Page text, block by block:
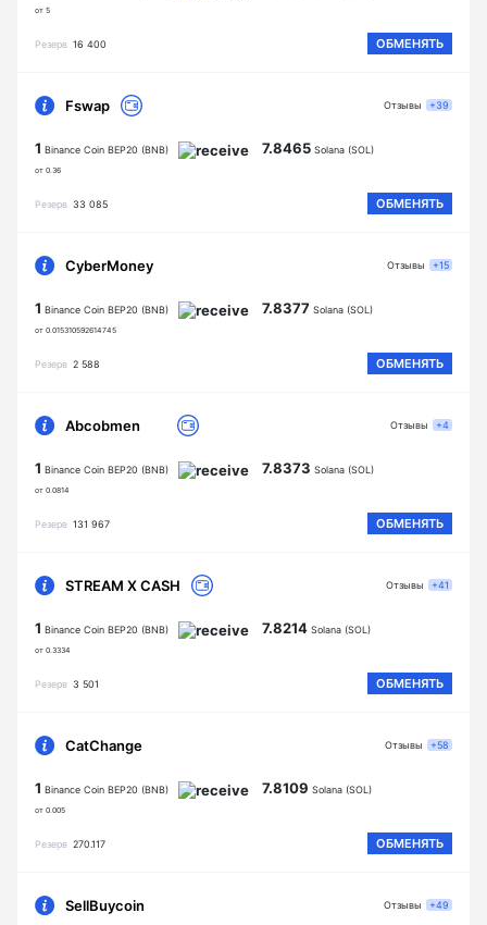
от 5
Резерв 16 400 ОБМЕНЯТЬ
Fswap
1 Binance Coin BEP20 (BNB)
от 0.36
7.8465 Solana (SOL)
Резерв 33 085 ОБМЕНЯТЬ
Отзывы +39
CyberMoney
1 Binance Coin BEP20 (BNB)
от 0.015310592614745
7.8377 Solana (SOL)
Резерв 2 588 ОБМЕНЯТЬ
Отзывы +15
Abcobmen
1 Binance Coin BEP20 (BNB)
от 0.0814
7.8373 Solana (SOL)
Резерв 131 967 ОБМЕНЯТЬ
Отзывы +4
STREAM X CASH
1 Binance Coin BEP20 (BNB)
от 0.3334
7.8214 Solana (SOL)
Резерв 3 501 ОБМЕНЯТЬ
Отзывы +41
CatChange
1 Binance Coin BEP20 (BNB)
от 0.005
7.8109 Solana (SOL)
Резерв 270.117 ОБМЕНЯТЬ
Отзывы +58
SellBuycoin Отзывы +49